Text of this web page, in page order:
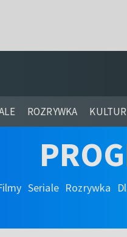
ROZRYWKA
Seriale Rozrywka